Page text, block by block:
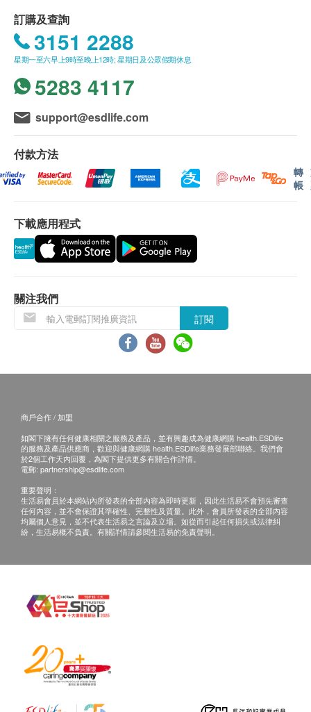
FPSA
電腦掃描 重點項目
顱腦CT
梅毒 重點項目
梅毒血清反應素試驗 (TRUST)
梅毒螺旋體抗體試驗 (TPPA)
碳13呼吸試驗
紅外線熱影像 重點項目
X光 重點項目
2 基本項目
心臟檢查
乳酸脫氫酶
肌酸激酶
α-羥丁酸脫氫酶
肌酸激酶同工酶
脂蛋白a(LP-a)
同型半胱氨酸
基本健康評估
評估前 1 小時避免飲食與飲水。
如近期使用抗酸藥或抗生素：評估前 2 週起停用抗
酸藥（含鉍劑），評估前 4 週起停用抗生素。
男性客戶須知
進行 PSA 檢查前 48 小時內，避免劇烈運動與任
何射精行為。
直腸指診後 1 週內、或攝護腺切片後 6 週內，避免
進行 PSA 檢查。
（由確認付款日期起計）接受有關檢查，逾期作
廢。
體檢時, 如果遇到醫生不會説廣東話的情況，醫療
中心可安排醫護人員陪同提供翻譯服務。
如果商戶頁面與體檢計劃頁面的繁體中文、簡體中
文、英文三個版本有任何抵觸或不相符之處，應以
繁體中文版本為準。
二、體檢報告領取和講解
體檢報告為簡體中文
擇以下途徑查看體檢報告：
1. 預留E-mail，醫療中心會在報告完成後發送至
客人電郵位址。
寄，郵費到付（可送到港澳地區）。
體檢報告完成後可預約醫生講解報告，客戶可選擇
1. 電話講解：需至少提前1個工作日預約具體時
2. 當面講解：需至少提前1個工作日預約具體時
間（聯絡電話：聯絡電話：+86
13699809287；微信：lidong307），體檢客戶
在約定時間到醫療中心聼醫生當面講解。如預約
當面講解，以下地點可供選擇：
i 地址：深圳市龍崗區龍城街道黃閣坑社區黃閣
北路449號龍崗天安數碼城3棟A座14樓
三、免責聲明
後決定權。
1. 所有健康檢查/服務並非作為醫務診斷或治療用途。
認可資格的醫生，作出診斷及治療。
2. 本服務/產品由商戶提供。生活易【健康網購
訂購及查詢
3151 2288
星期一至六早上9時至晚上12時; 星期日及公眾假期休息
5283 4117
support@esdlife.com
付款方法
轉
帳
下載應用程式
關注我們
訂閱
商戶合作 / 加盟
如閣下擁有任何健康相關之服務及產品，並有興趣成為健康網購 health.ESDlife
的服務及產品供應商，歡迎與健康網購 health.ESDlife業務發展部聯絡。我們會
於2個工作天內回覆，為閣下提供更多有關合作詳情。
電郵: partnership@esdlife.com
重要聲明：
生活易會員於本網站內所發表的全部內容為即時更新，因此生活易不會預先審查
任何內容，並不會保證其準確性、完整性及質量。此外，會員所發表的全部內容
均屬個人意見，並不代表生活易之言論及立場。如從而引起任何損失或法律糾
紛，生活易概不負責。有關詳情請參閱生活易的免責聲明。